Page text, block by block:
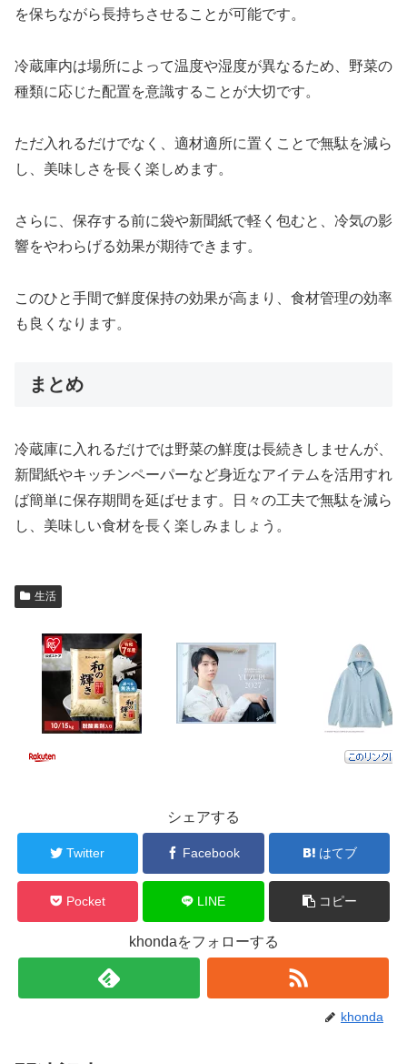
を保ちながら長持ちさせることが可能です。
冷蔵庫内は場所によって温度や湿度が異なるため、野菜の
種類に応じた配置を意識することが大切です。
ただ入れるだけでなく、適材適所に置くことで無駄を減ら
し、美味しさを長く楽しめます。
さらに、保存する前に袋や新聞紙で軽く包むと、冷気の影
響をやわらげる効果が期待できます。
このひと手間で鮮度保持の効果が高まり、食材管理の効率
も良くなります。
まとめ
冷蔵庫に入れるだけでは野菜の鮮度は長続きしませんが、
新聞紙やキッチンペーパーなど身近なアイテムを活用すれ
ば簡単に保存期間を延ばせます。日々の工夫で無駄を減ら
し、美味しい食材を長く楽しみましょう。
生活
シェアする
Twitter Facebook はてブ
Pocket LINE コピー
khondaをフォローする
khonda